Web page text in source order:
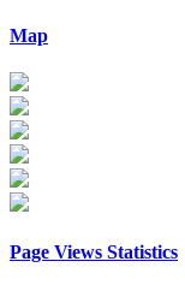
Map
Page Views Statistics